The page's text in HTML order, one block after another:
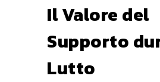
Il Valore del
Supporto
Lutto